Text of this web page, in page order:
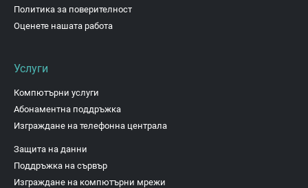
Политика за поверителност
Оценете нашата работа
Услуги
Компютърни услуги
Абонаментна поддръжка
Изграждане на телефонна централа
Защита на данни
Поддръжка на сървър
Изграждане на компютърни мрежи